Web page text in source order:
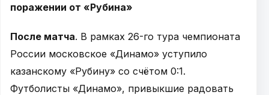
поражении от «Рубина»
После матча. В рамках 26-го тура чемпионата
России московское «Динамо» уступило
казанскому «Рубину» со счётом 0:1.
Футболисты «Динамо», привыкшие радовать